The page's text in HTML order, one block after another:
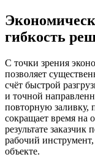
гибкость
С точки зрения
позволяет
счёт быстрой
и точной
повторную заливку,
сокращает время на
результате
рабочий
объекте.